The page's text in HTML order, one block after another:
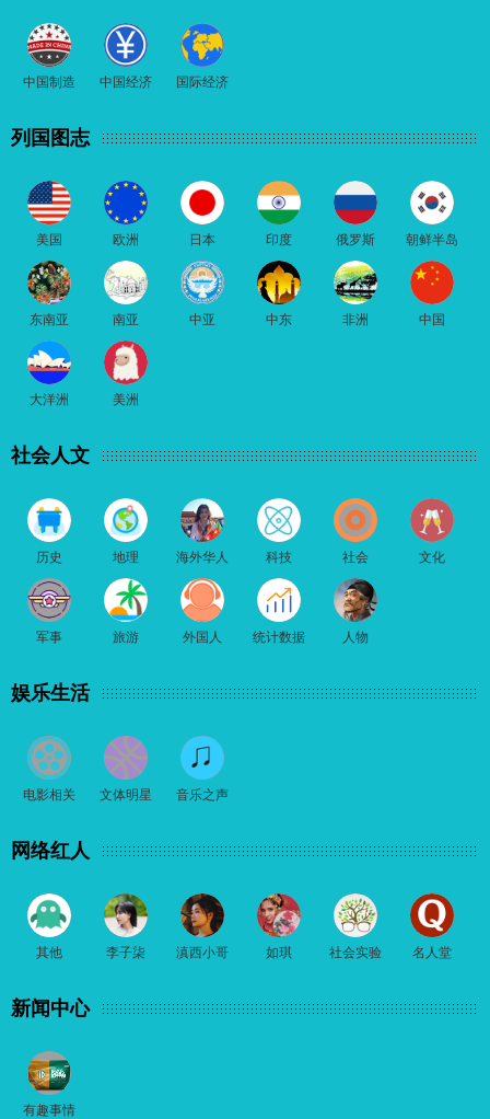
中国制造 中国经济 国际经济
列国图志
美国 欧洲 日本 印度 俄罗斯 朝鲜半岛
东南亚 南亚 中亚 中东 非洲 中国
大洋洲 美洲
社会人文
历史 地理 海外华人 科技 社会 文化
军事 旅游 外国人 统计数据 人物
娱乐生活
电影相关 文体明星 音乐之声
网络红人
其他 李子柒 滇西小哥 如琪 社会实验 名人堂
新闻中心
有趣事情